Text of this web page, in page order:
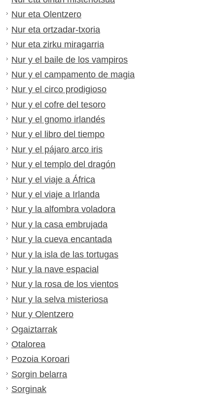
Nur eta Olentzero
Nur eta ortzadar-txoria
Nur eta zirku miragarria
Nur y el baile de los vampiros
Nur y el campamento de magia
Nur y el circo prodigioso
Nur y el cofre del tesoro
Nur y el gnomo irlandés
Nur y el libro del tiempo
Nur y el pájaro arco iris
Nur y el templo del dragón
Nur y el viaje a África
Nur y el viaje a Irlanda
Nur y la alfombra voladora
Nur y la casa embrujada
Nur y la cueva encantada
Nur y la isla de las tortugas
Nur y la nave espacial
Nur y la rosa de los vientos
Nur y la selva misteriosa
Nur y Olentzero
Ogaiztarrak
Otalorea
Pozoia Koroari
Sorgin belarra
Sorginak